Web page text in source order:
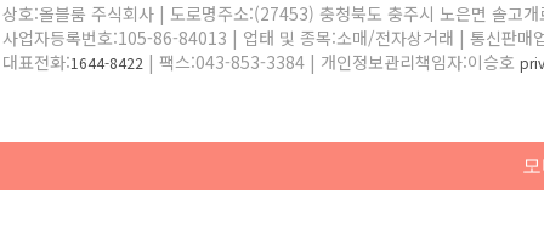
상호:올블룸 주식회사 | 도로명주소:(27453) 충청북도 충주시 노은면 솔고
사업자등록번호:105-86-84013 | 업태 및 종목:소매/전자상거래 | 통신판매
대표전화:1644-8422 | 팩스:043-853-3384 | 개인정보관리책임자:이승호